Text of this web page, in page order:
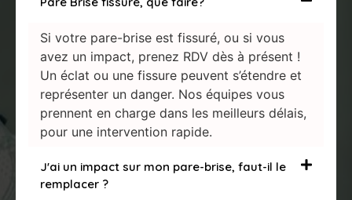
Si votre pare-brise est fissuré, ou si vous
avez un impact, prenez RDV dès à présent !
Un éclat ou une fissure peuvent s’étendre et
représenter un danger. Nos équipes vous
prennent en charge dans les meilleurs délais,
pour une intervention rapide.
J'ai un impact sur mon pare-brise, faut-il le
remplacer ?